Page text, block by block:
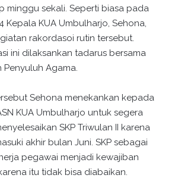
minggu sekali. Seperti biasa pada
Kepala KUA Umbulharjo, Sehona,
rakordasoi rutin tersebut.
ini dilaksankan tadarus bersama
Agama.
Sehona menekankan kepada
KUA Umbulharjo untuk segera
SKP Triwulan II karena
akhir bulan Juni. SKP sebagai
pegawai menjadi kewajiban
itu tidak bisa diabaikan.